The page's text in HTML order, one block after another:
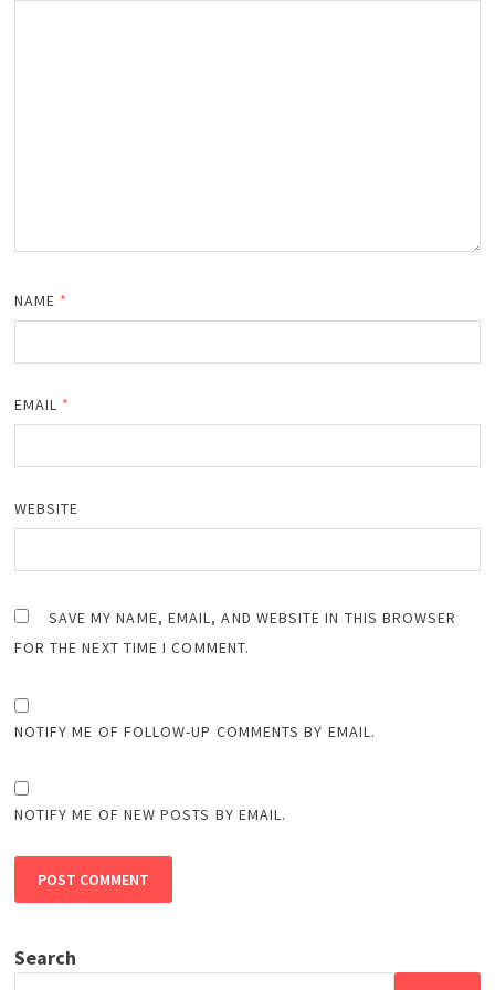
NAME *
EMAIL *
WEBSITE
SAVE MY NAME, EMAIL, AND WEBSITE IN THIS BROWSER
FOR THE NEXT TIME I COMMENT.
NOTIFY ME OF FOLLOW-UP COMMENTS BY EMAIL.
NOTIFY ME OF NEW POSTS BY EMAIL.
Search